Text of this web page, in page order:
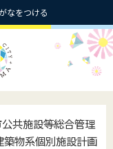
なをつける
共施設等総合管理
物系個別施設計画